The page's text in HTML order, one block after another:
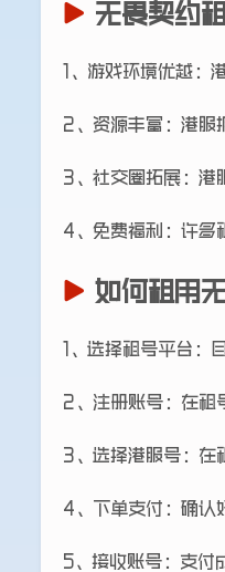
无畏契约
1、游戏环境优越：
2、资源丰富：港服
3、社交圈拓展：港
4、免费福利：许多
如何租用
1、选择租号平台
2、注册账号：在租
3、选择港服号：在
4、下单支付：确认
5、接收账号：支付